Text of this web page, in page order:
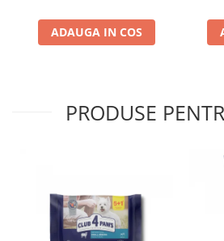
ADAUGA IN COS
PRODUSE